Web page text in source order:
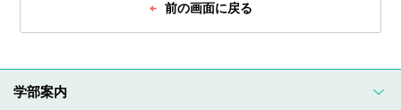
前の画面に戻る
学部案内